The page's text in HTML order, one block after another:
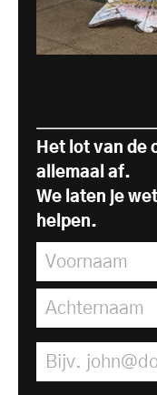
Het lot van de
allemaal af.
We laten je
helpen.
Voornaam
Achternaam
E-mailadres *